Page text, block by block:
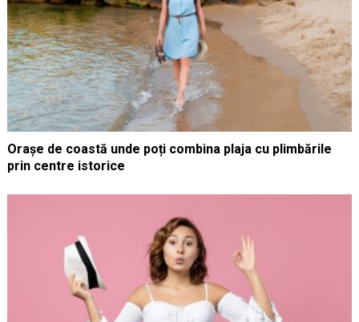
Orașe de coastă unde poți combina plaja cu plimbările
prin centre istorice